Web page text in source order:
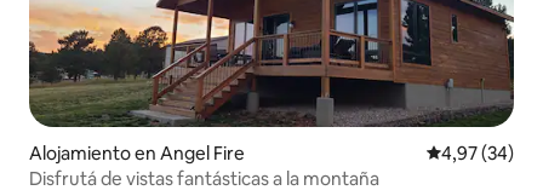
Alojamiento en Angel Fire Calificación
4,97 (34)
Disfrutá de vistas fantásticas a la montaña